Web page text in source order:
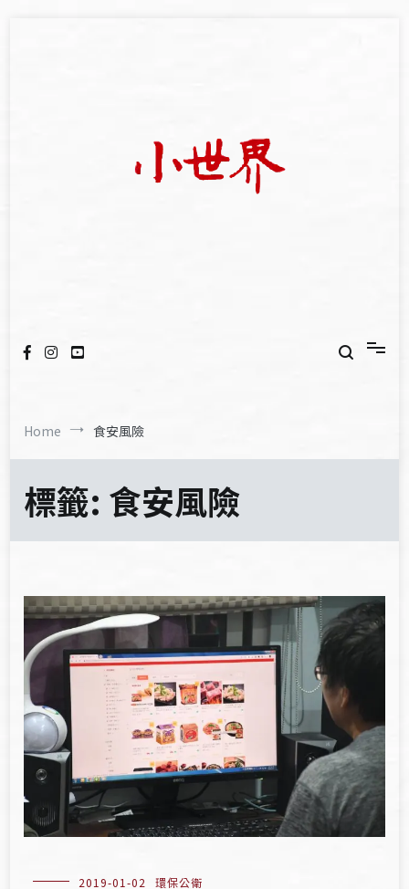
Home 食安風險
標籤: 食安風險
2019-01-02 環保公衛